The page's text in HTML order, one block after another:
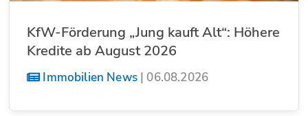
KfW-Förderung „Jung kauft Alt“: Höhere
Kredite ab August 2026
Immobilien News| 06.08.2026